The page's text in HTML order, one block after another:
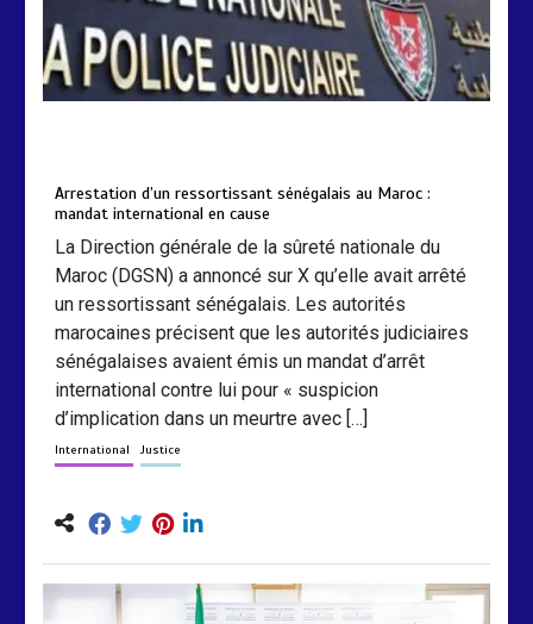
Arrestation d’un ressortissant sénégalais au Maroc :
mandat international en cause
La Direction générale de la sûreté nationale du
Maroc (DGSN) a annoncé sur X qu’elle avait arrêté
un ressortissant sénégalais. Les autorités
marocaines précisent que les autorités judiciaires
sénégalaises avaient émis un mandat d’arrêt
international contre lui pour « suspicion
d’implication dans un meurtre avec […]
International Justice